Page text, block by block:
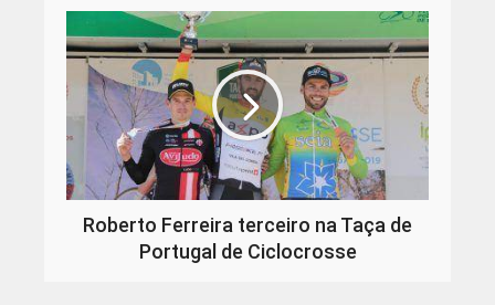
Roberto Ferreira terceiro na Taça de
Portugal de Ciclocrosse